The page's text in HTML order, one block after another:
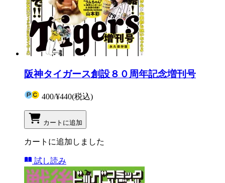
阪神タイガース創設８０周年記念増刊号
400/¥440(税込)
カートに追加
カートに追加しました
試し読み